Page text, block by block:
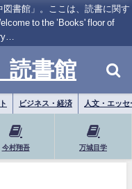
書館」。ここは、読書に関す
to the ’Books' floor of
書館
ビジネス・経済 人文・エッセ
今村翔吾 万城目学